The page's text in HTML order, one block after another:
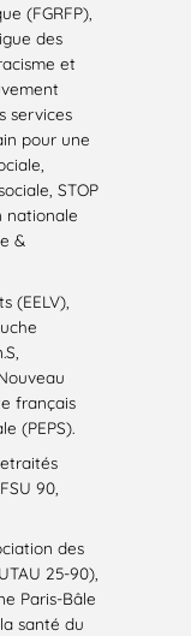
(FGRFP),
des
et
services
pour une
STOP
nationale
&
(EELV),
français
(PEPS).
90,
des
25-90),
Paris-Bâle
santé du